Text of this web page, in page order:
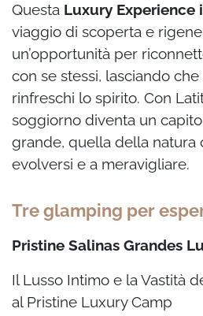
Questa Luxury Experience
viaggio di scoperta e
un’opportunità per
con se stessi, lasciando
rinfreschi lo spirito. Con
soggiorno diventa un
grande, quella della natura
evolversi e a meravigliare.
Tre glamping per
Pristine Salinas Grandes
Il Lusso Intimo e la Vastità
al Pristine Luxury Camp